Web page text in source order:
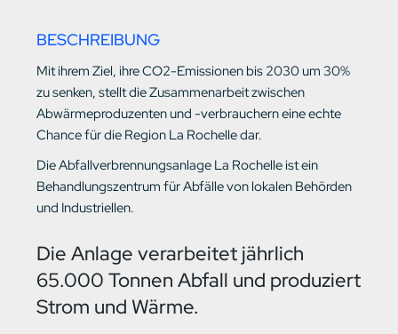
BESCHREIBUNG
Mit ihrem Ziel, ihre CO2-Emissionen bis 2030 um 30%
zu senken, stellt die Zusammenarbeit zwischen
Abwärmeproduzenten und -verbrauchern eine echte
Chance für die Region La Rochelle dar.
Die Abfallverbrennungsanlage La Rochelle ist ein
Behandlungszentrum für Abfälle von lokalen Behörden
und Industriellen.
Die Anlage verarbeitet jährlich
65.000 Tonnen Abfall und produziert
Strom und Wärme.